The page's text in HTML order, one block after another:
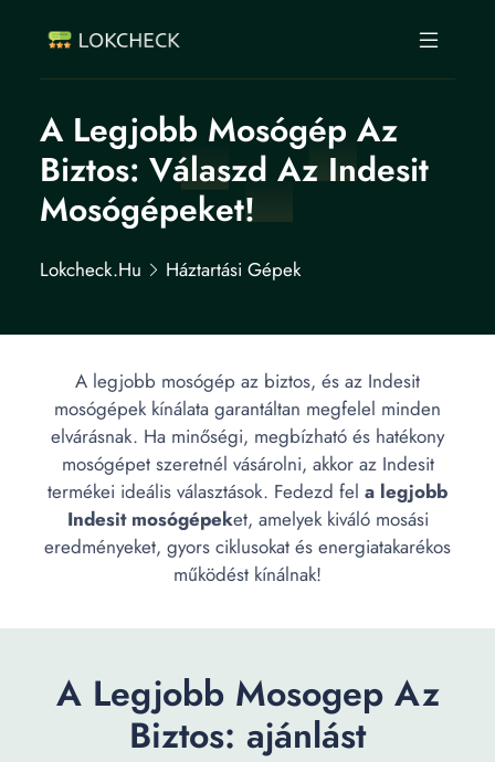
A Legjobb Mosógép Az
Biztos: Válaszd Az Indesit
Mosógépeket!
Lokcheck.hu Háztartási Gépek
A legjobb mosógép az biztos, és az Indesit
mosógépek kínálata garantáltan megfelel minden
elvárásnak. Ha minőségi, megbízható és hatékony
mosógépet szeretnél vásárolni, akkor az Indesit
termékei ideális választások. Fedezd fel a legjobb
Indesit mosógépeket, amelyek kiváló mosási
eredményeket, gyors ciklusokat és energiatakarékos
működést kínálnak!
A Legjobb Mosogep Az
Biztos: ajánlást